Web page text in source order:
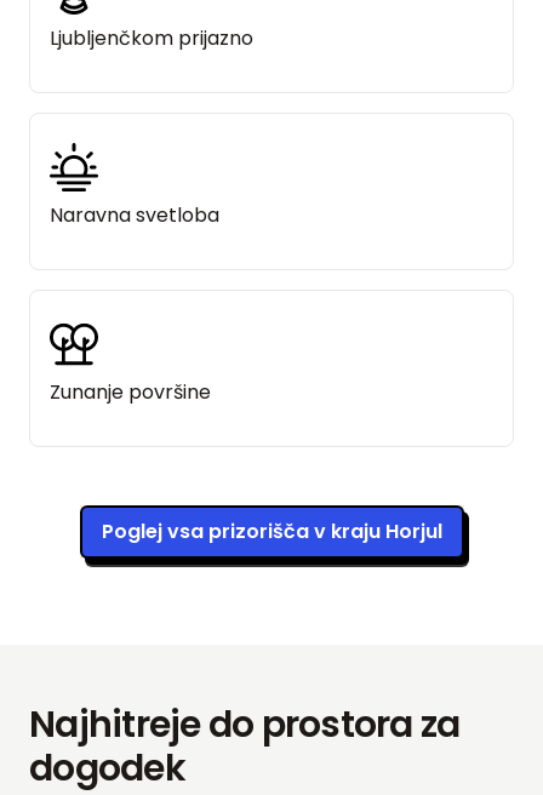
Ljubljenčkom prijazno
Naravna svetloba
Zunanje površine
Poglej vsa prizorišča v kraju Horjul
Najhitreje do prostora za
dogodek